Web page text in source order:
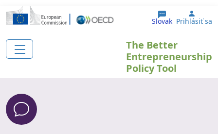
Skočiť na hlavný obsah
Slovak User
Prihlásiť sa
The Better
Entrepreneurship
Policy Tool